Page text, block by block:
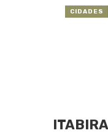
CIDADES